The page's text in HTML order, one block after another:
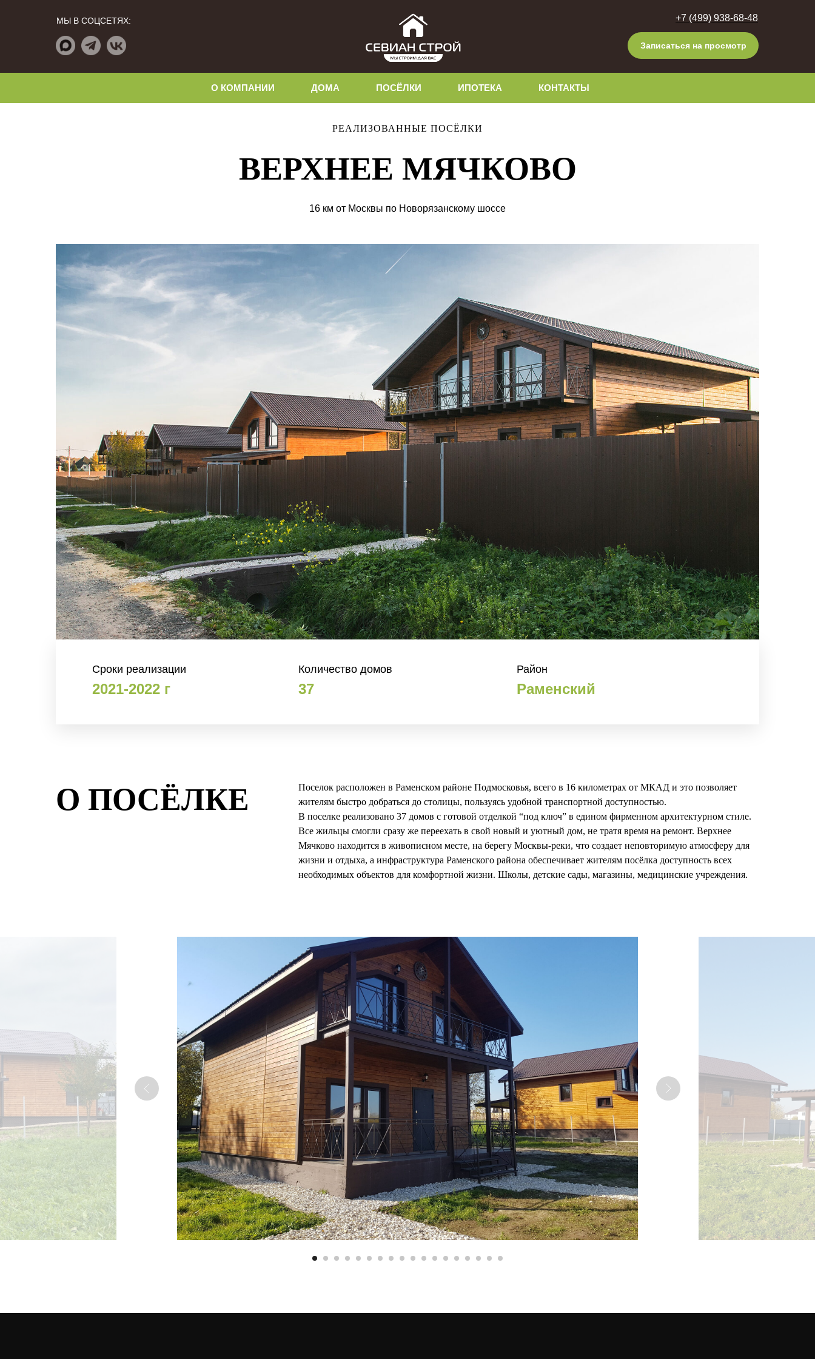
+7 (499) 938-68-48
Записаться на просмотр
МЫ В СОЦСЕТЯХ:
О КОМПАНИИ ДОМА ПОСЁЛКИ ИПОТЕКА КОНТАКТЫ
РЕАЛИЗОВАННЫЕ ПОСЁЛКИ
ВЕРХНЕЕ МЯЧКОВО
16 км от Москвы по Новорязанскому шоссе
Сроки реализации
2021-2022 г
Количество домов
37
Район
Раменский
О ПОСЁЛКЕ
Поселок расположен в Раменском районе Подмосковья, всего в 16 километрах от МКАД и это позволяет
жителям быстро добраться до столицы, пользуясь удобной транспортной доступностью.
В поселке реализовано 37 домов с готовой отделкой “под ключ” в едином фирменном архитектурном стиле.
Все жильцы смогли сразу же переехать в свой новый и уютный дом, не тратя время на ремонт. Верхнее
Мячково находится в живописном месте, на берегу Москвы-реки, что создает неповторимую атмосферу для
жизни и отдыха, а инфраструктура Раменского района обеспечивает жителям посёлка доступность всех
необходимых объектов для комфортной жизни. Школы, детские сады, магазины, медицинские учреждения.